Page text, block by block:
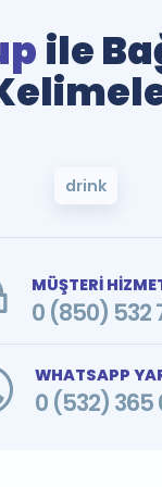
ile
drink
MÜŞTERİ
0 (850) 532
WHATSAPP
0 (532) 365